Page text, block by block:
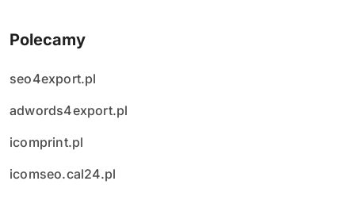
Polecamy
seo4export.pl
adwords4export.pl
icomprint.pl
icomseo.cal24.pl